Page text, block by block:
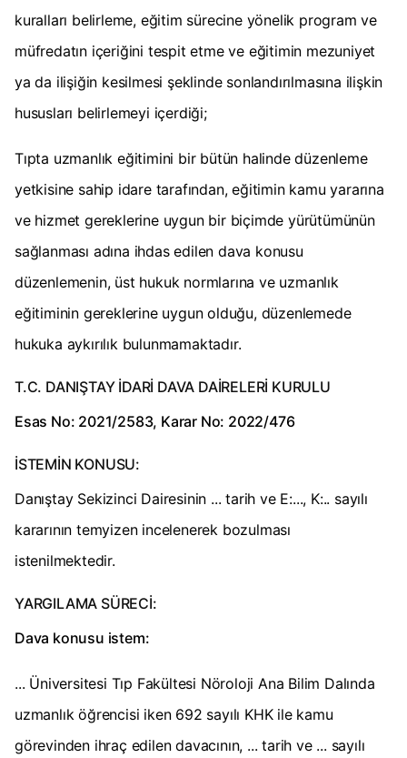
kuralları belirleme, eğitim sürecine yönelik program ve
müfredatın içeriğini tespit etme ve eğitimin mezuniyet
ya da ilişiğin kesilmesi şeklinde sonlandırılmasına ilişkin
hususları belirlemeyi içerdiği;
Tıpta uzmanlık eğitimini bir bütün halinde düzenleme
yetkisine sahip idare tarafından, eğitimin kamu yararına
ve hizmet gereklerine uygun bir biçimde yürütümünün
sağlanması adına ihdas edilen dava konusu
düzenlemenin, üst hukuk normlarına ve uzmanlık
eğitiminin gereklerine uygun olduğu, düzenlemede
hukuka aykırılık bulunmamaktadır.
T.C. DANIŞTAY İDARİ DAVA DAİRELERİ KURULU
Esas No: 2021/2583, Karar No: 2022/476
İSTEMİN KONUSU:
Danıştay Sekizinci Dairesinin ... tarih ve E:..., K:.. sayılı
kararının temyizen incelenerek bozulması
istenilmektedir.
YARGILAMA SÜRECİ:
Dava konusu istem:
... Üniversitesi Tıp Fakültesi Nöroloji Ana Bilim Dalında
uzmanlık öğrencisi iken 692 sayılı KHK ile kamu
görevinden ihraç edilen davacının, ... tarih ve ... sayılı